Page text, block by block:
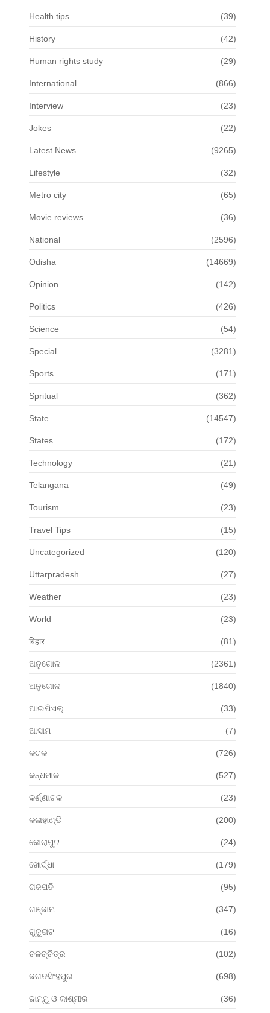
Health tips (39)
History (42)
Human rights study (29)
International (866)
Interview (23)
Jokes (22)
Latest News (9265)
Lifestyle (32)
Metro city (65)
Movie reviews (36)
National (2596)
Odisha (14669)
Opinion (142)
Politics (426)
Science (54)
Special (3281)
Sports (171)
Spritual (362)
State (14547)
States (172)
Technology (21)
Telangana (49)
Tourism (23)
Travel Tips (15)
Uncategorized (120)
Uttarpradesh (27)
Weather (23)
World (23)
बिहार (81)
ଅନୁଗୋଳ (2361)
ଅନୁଗୋଳ (1840)
ଆଇପିଏଲ୍ (33)
ଆସାମ (7)
କଟକ (726)
କନ୍ଧମାଳ (527)
କର୍ଣ୍ଣାଟକ (23)
କଳାହାଣ୍ଡି (200)
କୋରାପୁଟ (24)
ଖୋର୍ଦ୍ଧା (179)
ଗଜପତି (95)
ଗଞ୍ଜାମ (347)
ଗୁଜୁରାଟ (16)
ଚଳଚ୍ଚିତ୍ର (102)
ଜଗତସିଂହପୁର (698)
ଜାମ୍ମୁ ଓ କାଶ୍ମୀର (36)